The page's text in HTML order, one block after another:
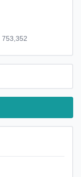
753,352